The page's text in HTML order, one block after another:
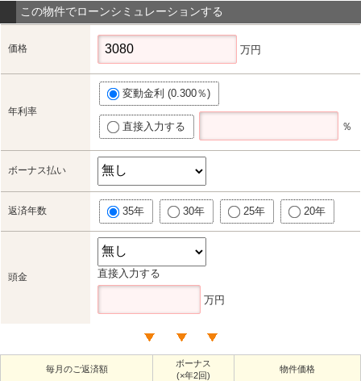
この物件でローンシミュレーションする
価格 万円
年利率
変動金利 (0.300％)
直接入力する ％
ボーナス払い
返済年数 35年 30年 25年 20年
頭金 直接入力する
万円
毎月のご返済額
ボーナス
(×年2回)
物件価格